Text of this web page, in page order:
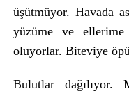
üşütmüyor. Havada
yüzüme ve ellerime
oluyorlar. Biteviye
Bulutlar dağılıyor.